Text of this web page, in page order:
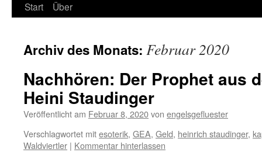
Start Über
Archiv des Monats: Februar 2020
Nachhören: Der Prophet aus
Heini Staudinger
Veröffentlicht am Februar 8, 2020von engelsgefluester
Verschlagwortet mitesoterik, GEA, Geld, heinrich staudinger,
Waldviertler | Kommentar hinterlassen